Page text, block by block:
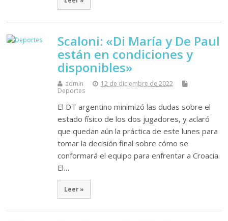
Scaloni: «Di María y De Paul
están en condiciones y
disponibles»
admin
12 de diciembre de 2022
Deportes
El DT argentino minimizó las dudas sobre el
estado físico de los dos jugadores, y aclaró
que quedan aún la práctica de este lunes para
tomar la decisión final sobre cómo se
conformará el equipo para enfrentar a Croacia.
El…
Leer »